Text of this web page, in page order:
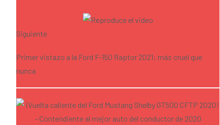
Siguiente
Primer vistazo a la Ford F-150 Raptor 2021: más cruel que
nunca